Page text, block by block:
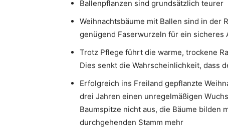
Ballenpflanzen sind grundsätzlich teurer
Weihnachtsbäume mit Ballen sind in der
genügend Faserwurzeln für ein sicheres
Trotz Pflege führt die warme, trockene
Dies senkt die Wahrscheinlichkeit, dass
Erfolgreich ins Freiland gepflanzte
drei Jahren einen unregelmäßigen
Baumspitze nicht aus, die Bäume bilden
durchgehenden Stamm mehr